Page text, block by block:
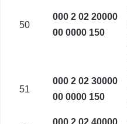
50
000 2 02 20000
00 0000 150
51
000 2 02 30000
00 0000 150
000 2 02 40000